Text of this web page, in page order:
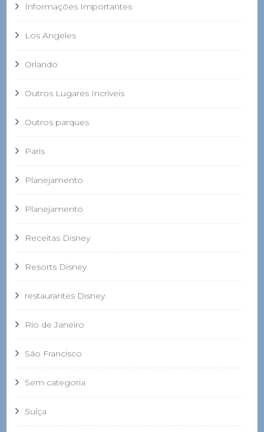
Informações Importantes
Los Angeles
Orlando
Outros Lugares Incríveis
Outros parques
Paris
Planejamento
Planejamento
Receitas Disney
Resorts Disney
restaurantes Disney
Rio de Janeiro
São Francisco
Sem categoria
Suíça